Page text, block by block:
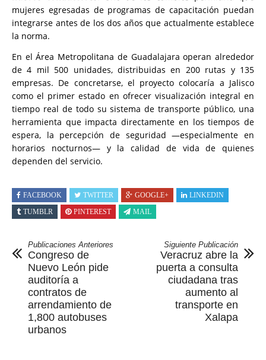
mujeres egresadas de programas de capacitación puedan
integrarse antes de los dos años que actualmente establece
la norma.
En el Área Metropolitana de Guadalajara operan alrededor
de 4 mil 500 unidades, distribuidas en 200 rutas y 135
empresas. De concretarse, el proyecto colocaría a Jalisco
como el primer estado en ofrecer visualización integral en
tiempo real de todo su sistema de transporte público, una
herramienta que impacta directamente en los tiempos de
espera, la percepción de seguridad —especialmente en
horarios nocturnos— y la calidad de vida de quienes
dependen del servicio.
FACEBOOK TWITTER GOOGLE+
LINKEDIN
TUMBLR
PINTEREST MAIL
Publicaciones Anteriores
Congreso de
Nuevo León pide
auditoría a
contratos de
arrendamiento de
1,800 autobuses
urbanos
Siguiente Publicación
Veracruz abre la
puerta a consulta
ciudadana tras
aumento al
transporte en
Xalapa